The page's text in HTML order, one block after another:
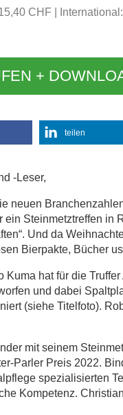
CHF
+
teilen
-Leser,
neuen
ein Steinmetztreffen in
Und da
Bierpakte, Bücher
Kuma hat für die
und dabei
(siehe Titelfoto).
mit seinem
Parler Preis 2022.
spezialisierten
Kompetenz.